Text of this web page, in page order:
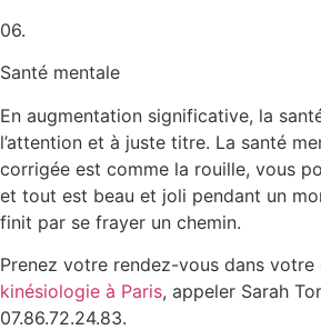
06.
Santé mentale
En augmentation significative, la
l’attention et à juste titre. La santé
corrigée est comme la rouille, vous
et tout est beau et joli pendant un
finit par se frayer un chemin.
Prenez votre rendez-vous dans votre
kinésiologie à Paris, appeler Sarah
07.86.72.24.83.